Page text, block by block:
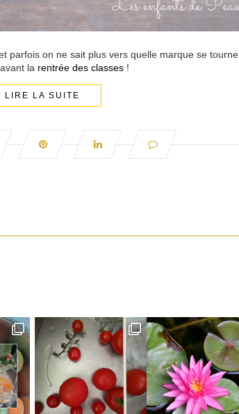
parfois on ne sait plus vers quelle marque se
la rentrée des classes !
LIRE LA SUITE